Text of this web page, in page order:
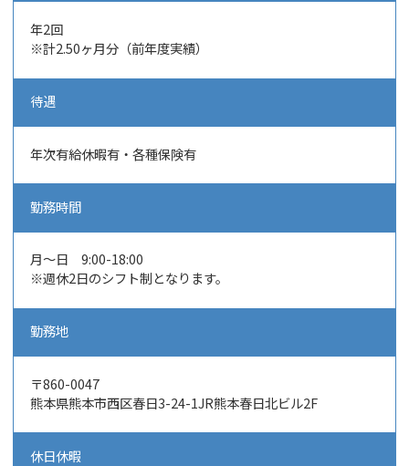
年2回
※計2.50ヶ月分（前年度実績）
待遇
年次有給休暇有・各種保険有
勤務時間
月～日 9:00-18:00
※週休2日のシフト制となります。
勤務地
〒860-0047
熊本県熊本市西区春日3-24-1JR熊本春日北ビル2F
休日休暇